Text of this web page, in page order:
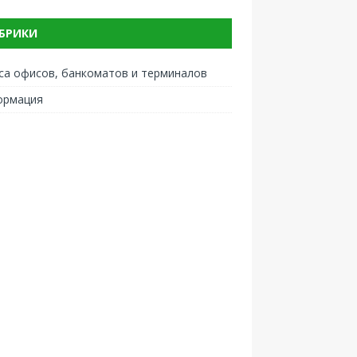
офисов, банкоматов и терминалов